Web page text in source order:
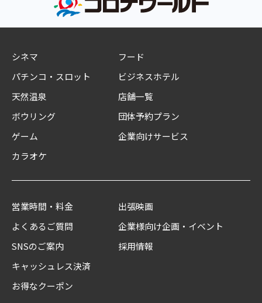
シネマ
パチンコ・スロット
天然温泉
ボウリング
ゲーム
カラオケ
フード
ビジネスホテル
店舗一覧
団体予約プラン
企業向けサービス
営業時間・料金
よくあるご質問
SNSのご案内
キャッシュレス決済
お得なクーポン
出張映画
企業様向け企画・イベント
採用情報